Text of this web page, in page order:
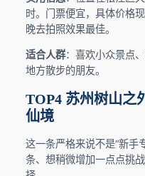
时。门票便宜，具体价格
晚去拍照效果最佳。
适合人群：喜欢小众景点
地方散步的朋友。
TOP4 苏州树山之
仙境
这一条严格来说不是“新手
条、想稍微增加一点点挑